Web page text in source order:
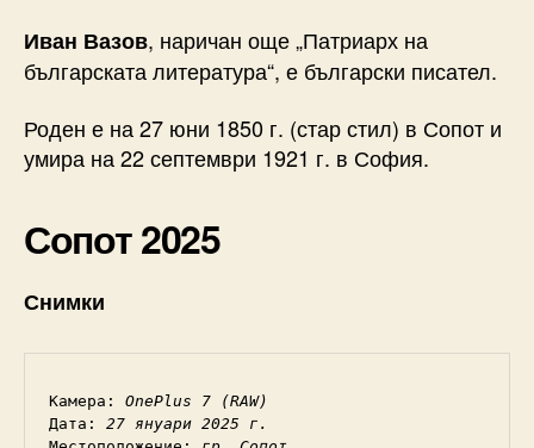
Иван Вазов, наричан още „Патриарх на
българската литература“, е български писател.
Роден е на 27 юни 1850 г. (стар стил) в Сопот и
умира на 22 септември 1921 г. в София.
Сопот 2025
Снимки
Камера: OnePlus 7 (RAW)
Дата: 27 януари 2025 г.